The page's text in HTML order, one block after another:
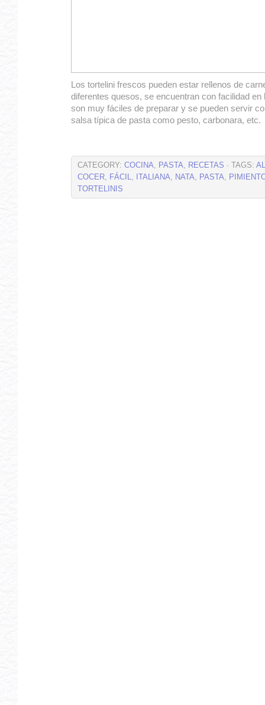
Los tortelini frescos pueden estar rellenos de
diferentes quesos, se encuentran con facilidad
son muy fáciles de preparar y se pueden servir
salsa típica de pasta como pesto, carbonara, etc.
CATEGORY: COCINA, PASTA, RECETAS · TAGS:
COCER, FÁCIL, ITALIANA, NATA, PASTA,
TORTELINIS